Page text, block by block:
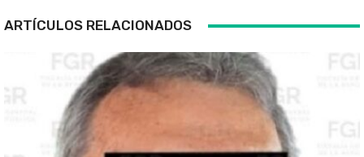
ARTÍCULOS RELACIONADOS